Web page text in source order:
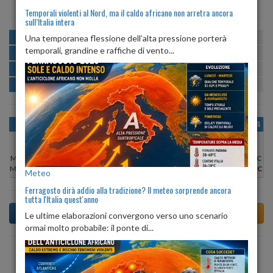
MATTINA min:23º max:26º U:
POMERIGGIO min:27º max:30º
SERA min:26º max:32º U:77% 86%
NOTTE min: 24º max:26º U:85%
OGGI
Min:
21°C
Max:25°C
DOM 09
Min:
Max:26°C
LUN 10
Min:23°C
Max:28°C
MAR 11
Min:
23°C
Max:28°C
MER 12
Max:28°C
GIO 13
Min:23°C
Max:26°C
VEN 14
23°C
Max:27°C
Previsioni del Tempo a Tovo San Giacomo tra 5 giorni
Temporali violenti al Nord, ma il caldo africano non arretra ancora
sull’Italia intera
Una temporanea flessione dell’alta pressione porterà
temporali, grandine e raffiche di vento...
Meteo
Ferragosto dirà addio alla tradizione? Il meteo sorprende ancora
tutta l'Italia quest'anno
Le ultime elaborazioni convergono verso uno scenario
ormai molto probabile: il ponte di...